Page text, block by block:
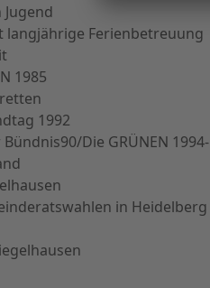
Jugend
Ferienbetreuung
1985
1992
Die GRÜNEN 1994-
in Heidelberg